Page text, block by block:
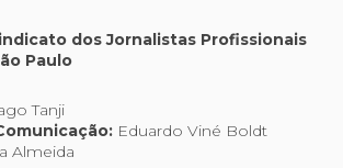
dos Jornalistas Profissionais
Paulo
Tanji
Eduardo Viné Boldt
Almeida